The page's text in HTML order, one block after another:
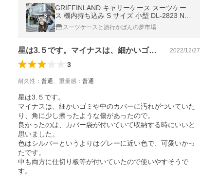
GRIFFINLAND キャリーケース スーツケー
ス 機内持ち込み S サイズ 小型 DL-2823 NO
BLE フレーム 軽量 人気 キャリーバッグ グ
リフィンランド ハード 2泊3日
スーツケースと旅行かばんの夢市場
星は3.５です。マイナスは、細かいゴミ… 2022/12/27
3
耐久性 ： 普通、 重量感 ： 普通
星は3.５です。
マイナスは、細かいゴミや中のカバーに汚れがついていた
り、角に少し擦ったような傷があったので。
良かったのは、カバー袋が付いていて収納する時にいいと
思いました。
色はシルバーというよりはグレーに近い色で、可愛いかっ
たです。
中も両方に仕切り板等が付いていたので使いやすそうで
す。